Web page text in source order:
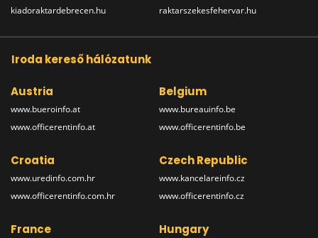
kiadoraktardebrecen.hu
raktarszekesfehervar.hu
Iroda kereső hálózatunk
Austria
www.bueroinfo.at
www.officerentinfo.at
Belgium
www.bureauinfo.be
www.officerentinfo.be
Croatia
www.uredinfo.com.hr
www.officerentinfo.com.hr
Czech Republic
www.kancelareinfo.cz
www.officerentinfo.cz
France Hungary